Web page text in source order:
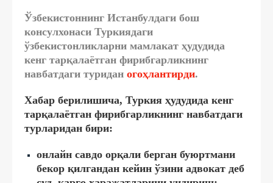
Ўзбекистоннинг Истанбулдаги бош
консулхонаси Туркиядаги
ўзбекистонликларни мамлакат ҳудудида
кенг тарқалаётган фирибгарликнинг
навбатдаги туридан огоҳлантирди.
Хабар берилишича, Туркия ҳудудида кенг
тарқалаётган фирибгарликнинг навбатдаги
турларидан бири:
онлайн савдо орқали берган буюртмани
бекор қилгандан кейин ўзини адвокат деб